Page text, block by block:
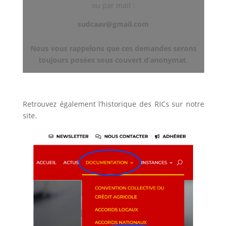
ou par mail :
sudcaav@gmail.com
Nous vous rappelons que ces demandes serons
toujours posées sous couvert d’anonymat
Retrouvez également l’historique des RICs sur notre
site.